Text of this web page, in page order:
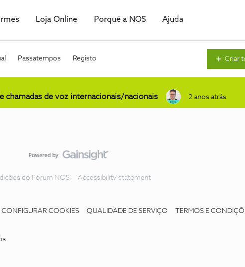
Loja Online Porquê a NOS Ajuda
Passatempos Registo Criar
chamadas de voz internacionais/nacionais 2 anos atrás
do Fórum NOS Accessibility statement
CONFIGURAR COOKIES QUALIDADE DE SERVIÇO TERMOS E